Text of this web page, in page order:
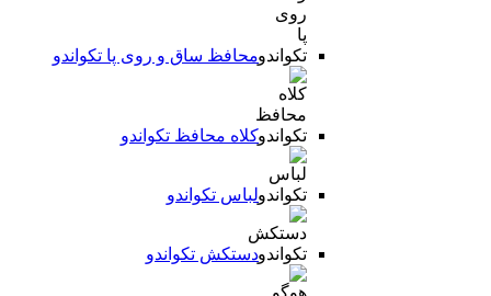
محافظ ساق و روی پا تکواندو
کلاه محافظ تکواندو
لباس تکواندو
دستکش تکواندو